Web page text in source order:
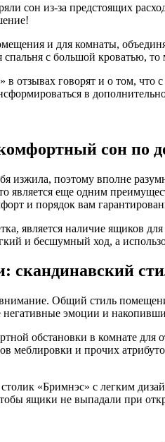
сон из-за предстоящих
и для комнаты,
спальня с большой кроватью,
отзывах говорят и о том, что
в
сон по
изжила, поэтому вполне
является еще одним
и порядок вам
является наличие ящиков
и бесшумный ход, а
скандинавский
внимание. Общий стиль
негативные эмоции и
обстановки в комнате для
меблировки и прочих
«Бримнэс» с легким
ящики не выпадали при